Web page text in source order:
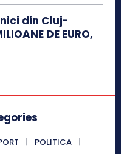
din Cluj-
DE EURO,
POLITICA